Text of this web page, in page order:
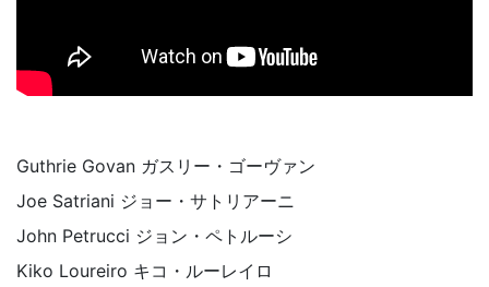
Guthrie Govan ガスリー・ゴーヴァン
Joe Satriani ジョー・サトリアーニ
John Petrucci ジョン・ペトルーシ
Kiko Loureiro キコ・ルーレイロ